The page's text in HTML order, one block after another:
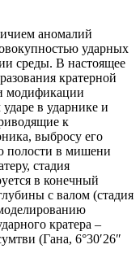
аномалий
ударных
среды. В настоящее
кратерной
модификации
в ударнике и
к
выбросу его
полости в мишени
стадия
в конечный
с валом (стадия
кратера –
(Гана, 6°30′26″